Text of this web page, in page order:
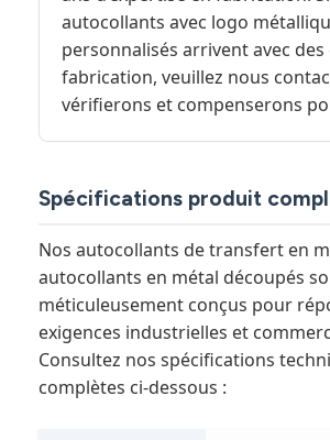
autocollants avec logo
personnalisés arrivent avec
fabrication, veuillez nous
vérifierons et compenserons
Spécifications produit
Nos autocollants de transfert en
autocollants en métal découpés
méticuleusement conçus pour
exigences industrielles et
Consultez nos spécifications
complètes ci-dessous :